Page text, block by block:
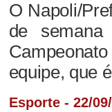
O Napoli/
de semana
equipe, que
Esporte - 22/